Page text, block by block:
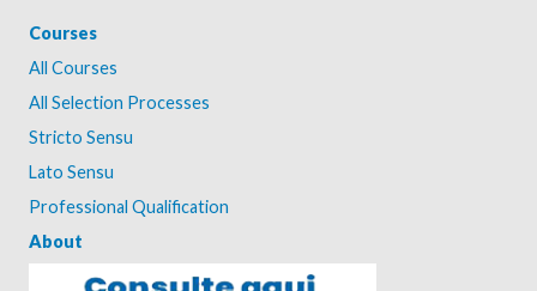
Courses
All Courses
All Selection Processes
Stricto Sensu
Lato Sensu
Professional Qualification
About